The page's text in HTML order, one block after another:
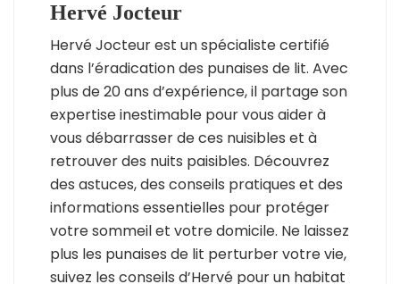
Hervé Jocteur
Hervé Jocteur est un spécialiste certifié
dans l’éradication des punaises de lit. Avec
plus de 20 ans d’expérience, il partage son
expertise inestimable pour vous aider à
vous débarrasser de ces nuisibles et à
retrouver des nuits paisibles. Découvrez
des astuces, des conseils pratiques et des
informations essentielles pour protéger
votre sommeil et votre domicile. Ne laissez
plus les punaises de lit perturber votre vie,
suivez les conseils d’Hervé pour un habitat